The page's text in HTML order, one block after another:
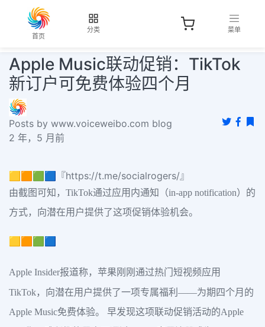
首页
分类 菜单
Apple Music联动促销：TikTok
新订户可免费体验四个月
Posts by www.voiceweibo.com blog
2 年，5 月前
🟨🟧🟩🟦『https://t.me/socialrogers/』
由截图可知，TikTok通过应用内通知（in-app notification）的
方式，向潜在用户提供了这项促销体验机会。
🟨🟧🟩🟦
Apple Insider报道称，苹果刚刚通过热门短视频应用
TikTok，向潜在用户提供了一项专属福利——为期四个月的
Apple Music免费体验。 早发现这项联动促销活动的Apple